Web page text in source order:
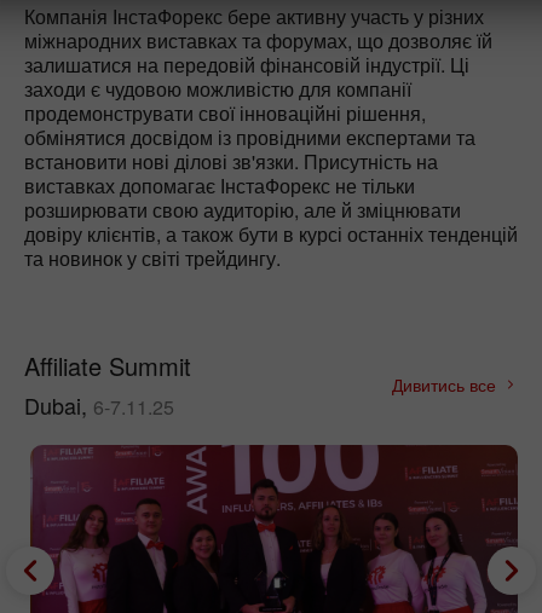
Компанія ІнстаФорекс бере активну участь у різних
міжнародних виставках та форумах, що дозволяє їй
залишатися на передовій фінансовій індустрії. Ці
заходи є чудовою можливістю для компанії
продемонструвати свої інноваційні рішення,
обмінятися досвідом із провідними експертами та
встановити нові ділові зв'язки. Присутність на
виставках допомагає ІнстаФорекс не тільки
розширювати свою аудиторію, але й зміцнювати
довіру клієнтів, а також бути в курсі останніх тенденцій
та новинок у світі трейдингу.
Affiliate Summit
Dubai, 6-7.11.25
Дивитись все